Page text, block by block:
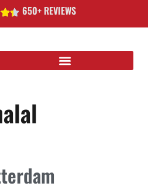
650+ REVIEWS